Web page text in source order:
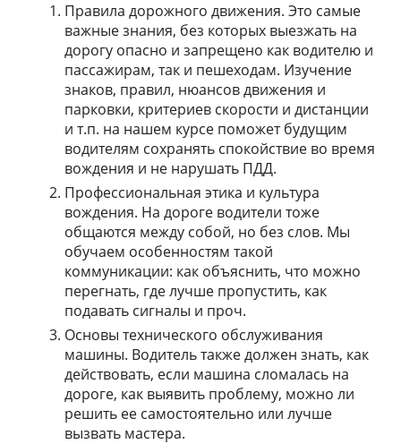
Правила дорожного движения. Это самые
важные знания, без которых выезжать на
дорогу опасно и запрещено как водителю и
пассажирам, так и пешеходам. Изучение
знаков, правил, нюансов движения и
парковки, критериев скорости и дистанции
и т.п. на нашем курсе поможет будущим
водителям сохранять спокойствие во время
вождения и не нарушать ПДД.
Профессиональная этика и культура
вождения. На дороге водители тоже
общаются между собой, но без слов. Мы
обучаем особенностям такой
коммуникации: как объяснить, что можно
перегнать, где лучше пропустить, как
подавать сигналы и проч.
Основы технического обслуживания
машины. Водитель также должен знать, как
действовать, если машина сломалась на
дороге, как выявить проблему, можно ли
решить ее самостоятельно или лучше
вызвать мастера.